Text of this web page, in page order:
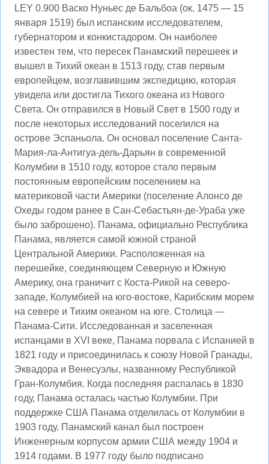
LEY 0.900 Васко Нуньес де Бальбоа (ок. 1475 — 15
января 1519) был испанским исследователем,
губернатором и конкистадором. Он наиболее
известен тем, что пересек Панамский перешеек и
вышел в Тихий океан в 1513 году, став первым
европейцем, возглавившим экспедицию, которая
увидела или достигла Тихого океана из Нового
Света. Он отправился в Новый Свет в 1500 году и
после некоторых исследований поселился на
острове Эспаньола. Он основал поселение Санта-
Мария-ла-Антигуа-дель-Дарьян в современной
Колумбии в 1510 году, которое стало первым
постоянным европейским поселением на
материковой части Америки (поселение Алонсо де
Охеды годом ранее в Сан-Себастьян-де-Ураба уже
было заброшено). Панама, официально Республика
Панама, является самой южной страной
Центральной Америки. Расположенная на
перешейке, соединяющем Северную и Южную
Америку, она граничит с Коста-Рикой на северо-
западе, Колумбией на юго-востоке, Карибским морем
на севере и Тихим океаном на юге. Столица —
Панама-Сити. Исследованная и заселенная
испанцами в XVI веке, Панама порвала с Испанией в
1821 году и присоединилась к союзу Новой Гранады,
Эквадора и Венесуэлы, названному Республикой
Гран-Колумбия. Когда последняя распалась в 1830
году, Панама осталась частью Колумбии. При
поддержке США Панама отделилась от Колумбии в
1903 году. Панамский канал был построен
Инженерным корпусом армии США между 1904 и
1914 годами. В 1977 году было подписано